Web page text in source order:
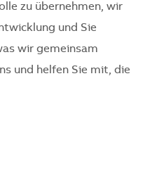
zu übernehmen, wir
und Sie
wir gemeinsam
und helfen Sie mit, die